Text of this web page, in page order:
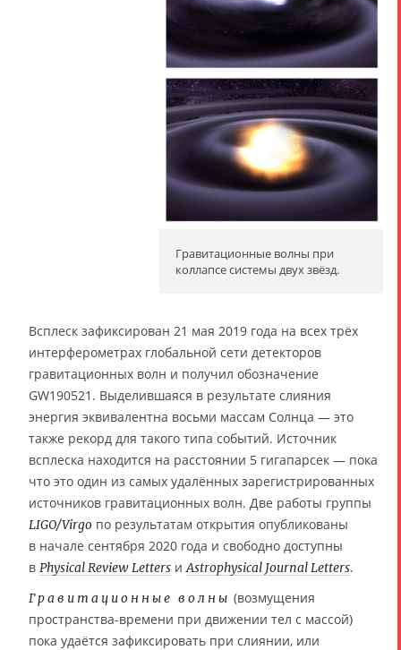
Гравитационные волны при
коллапсе системы двух звёзд.
Всплеск зафиксирован 21 мая 2019 года на всех трёх
интерферометрах глобальной сети детекторов
гравитационных волн и получил обозначение
GW190521. Выделившаяся в результате слияния
энергия эквивалентна восьми массам Солнца — это
также рекорд для такого типа событий. Источник
всплеска находится на расстоянии 5 гигапарсек — пока
что это один из самых удалённых зарегистрированных
источников гравитационных волн. Две работы группы
LIGO/Virgo по результатам открытия опубликованы
в начале сентября 2020 года и свободно доступны
в Physical Review Letters иAstrophysical Journal Letters.
Гравитационные волны (возмущения
пространства-времени при движении тел с массой)
пока удаётся зафиксировать при слиянии, или